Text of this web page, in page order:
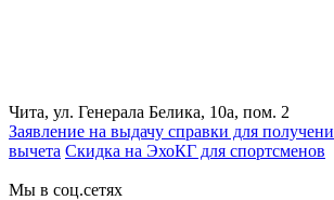
Чита, ул. Генерала Белика, 10а, пом. 2
Заявление на выдачу справки для
вычета Cкидка на ЭхоКГ для спортсменов
Мы в соц.сетях